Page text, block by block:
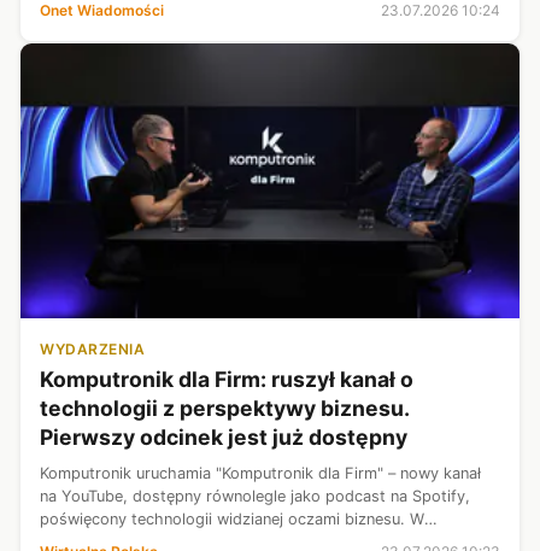
może ponieść sromotną klęskę. Choć próbuje ...
Onet Wiadomości 23.07.2026 10:24
WYDARZENIA
Komputronik dla Firm: ruszył kanał o
technologii z perspektywy biznesu.
Pierwszy odcinek jest już dostępny
Komputronik uruchamia "Komputronik dla Firm" – nowy kanał
na YouTube, dostępny równolegle jako podcast na Spotify,
poświęcony technologii widzianej oczami biznesu. W
premierowym odcinku, którego premiera odbyła się 16 lipca o